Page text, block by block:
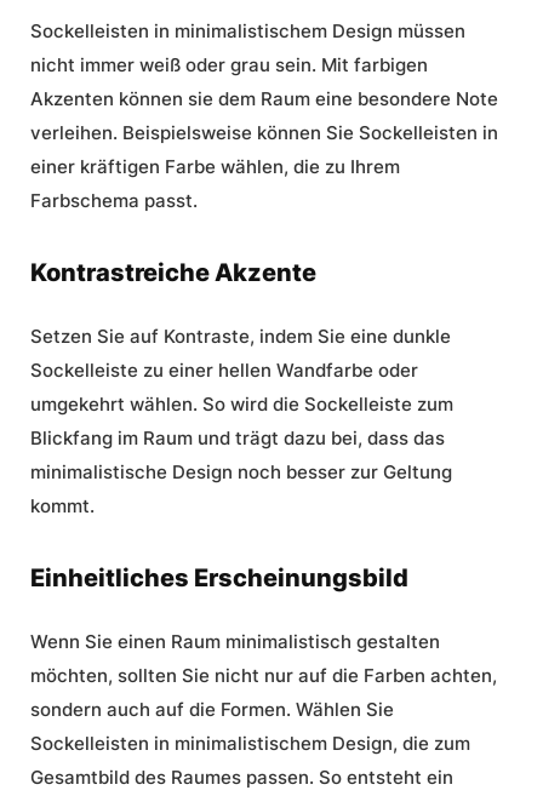
Sockelleisten in minimalistischem Design müssen
nicht immer weiß oder grau sein. Mit farbigen
Akzenten können sie dem Raum eine besondere Note
verleihen. Beispielsweise können Sie Sockelleisten in
einer kräftigen Farbe wählen, die zu Ihrem
Farbschema passt.
Kontrastreiche Akzente
Setzen Sie auf Kontraste, indem Sie eine dunkle
Sockelleiste zu einer hellen Wandfarbe oder
umgekehrt wählen. So wird die Sockelleiste zum
Blickfang im Raum und trägt dazu bei, dass das
minimalistische Design noch besser zur Geltung
kommt.
Einheitliches Erscheinungsbild
Wenn Sie einen Raum minimalistisch gestalten
möchten, sollten Sie nicht nur auf die Farben achten,
sondern auch auf die Formen. Wählen Sie
Sockelleisten in minimalistischem Design, die zum
Gesamtbild des Raumes passen. So entsteht ein